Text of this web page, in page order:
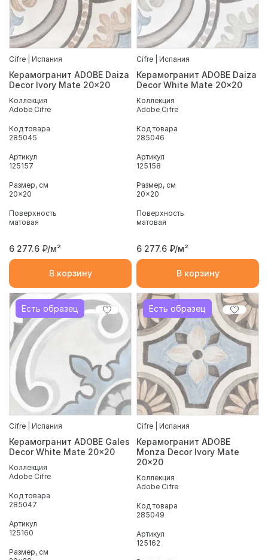
Cifre | Испания
Керамогранит ADOBE Daiza
Decor Ivory Mate 20x20
Коллекция
Adobe Cifre
Код товара
285045
Артикул
125157
Размер, см
20x20
Поверхность
матовая
6 277.6 ₽/м²
В корзину
Cifre | Испания
Керамогранит ADOBE Daiza
Decor White Mate 20x20
Коллекция
Adobe Cifre
Код товара
285046
Артикул
125158
Размер, см
20x20
Поверхность
матовая
6 277.6 ₽/м²
В корзину
Есть образец
Cifre | Испания
Керамогранит ADOBE Gales
Decor White Mate 20x20
Коллекция
Adobe Cifre
Код товара
285047
Артикул
125160
Размер, см
Есть образец
Cifre | Испания
Керамогранит ADOBE
Monza Decor Ivory Mate
20x20
Коллекция
Adobe Cifre
Код товара
285049
Артикул
125162